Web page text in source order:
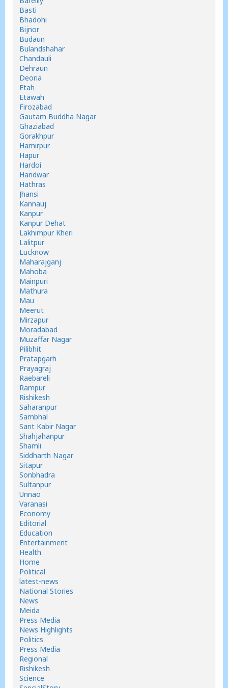
Basti
Bhadohi
Bijnor
Budaun
Bulandshahar
Chandauli
Dehraun
Deoria
Etah
Etawah
Firozabad
Gautam Buddha Nagar
Ghaziabad
Gorakhpur
Hamirpur
Hapur
Hardoi
Haridwar
Hathras
Jhansi
Kannauj
Kanpur
Kanpur Dehat
Lakhimpur Kheri
Lalitpur
Lucknow
Maharajganj
Mahoba
Mainpuri
Mathura
Mau
Meerut
Mirzapur
Moradabad
Muzaffar Nagar
Pilibhit
Pratapgarh
Prayagraj
Raebareli
Rampur
Rishikesh
Saharanpur
Sambhal
Sant Kabir Nagar
Shahjahanpur
Shamli
Siddharth Nagar
Sitapur
Sonbhadra
Sultanpur
Unnao
Varanasi
Economy
Editorial
Education
Entertainment
Health
Home
Political
latest-news
National Stories
News
Meida
Press Media
News Highlights
Politics
Press Media
Regional
Rishikesh
Science